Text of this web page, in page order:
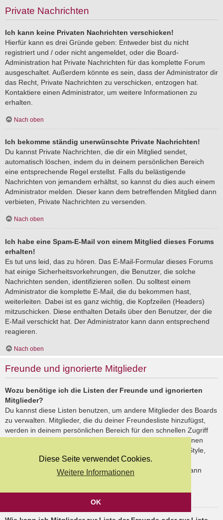
Diese Seite verwendet Cookies.
Weitere Informationen
OK
Private Nachrichten
Ich kann keine Privaten Nachrichten verschicken!
Hierfür kann es drei Gründe geben: Entweder bist du nicht
registriert und / oder nicht angemeldet, oder die Board-
Administration hat Private Nachrichten für das komplette Forum
ausgeschaltet. Außerdem könnte es sein, dass der Administrator dir
das Recht, Private Nachrichten zu verschicken, entzogen hat.
Kontaktiere einen Administrator, um weitere Informationen zu
erhalten.
Nach oben
Ich bekomme ständig unerwünschte Private Nachrichten!
Du kannst Private Nachrichten, die dir ein Mitglied sendet,
automatisch löschen, indem du in deinem persönlichen Bereich
eine entsprechende Regel erstellst. Falls du belästigende
Nachrichten von jemandem erhältst, so kannst du dies auch einem
Administrator melden. Dieser kann dem betreffenden Mitglied dann
verbieten, Private Nachrichten zu versenden.
Nach oben
Ich habe eine Spam-E-Mail von einem Mitglied dieses Forums
erhalten!
Es tut uns leid, das zu hören. Das E-Mail-Formular dieses Forums
hat einige Sicherheitsvorkehrungen, die Benutzer, die solche
Nachrichten senden, identifizieren sollen. Du solltest einem
Administrator die komplette E-Mail, die du bekommen hast,
weiterleiten. Dabei ist es ganz wichtig, die Kopfzeilen (Headers)
mitzuschicken. Diese enthalten Details über den Benutzer, der die
E-Mail verschickt hat. Der Administrator kann dann entsprechend
reagieren.
Nach oben
Freunde und ignorierte Mitglieder
Wozu benötige ich die Listen der Freunde und ignorierten
Mitglieder?
Du kannst diese Listen benutzen, um andere Mitglieder des Boards
zu verwalten. Mitglieder, die du deiner Freundesliste hinzufügst,
werden in deinem persönlichen Bereich für den schnellen Zugriff
aufgelistet. Du siehst dort deren Onlinestatus und kannst ihnen
schnell eine Private Nachricht senden. Abhängig von dem Style,
den du verwendest, können Beiträge deiner Freunde auch
hervorgehoben sein. Wenn du einen Benutzer ignorierst, dann